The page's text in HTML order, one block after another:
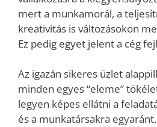
mert a munkamorál, a
kreativitás is változásokon
Ez pedig egyet jelent a cég
Az igazán sikeres üzlet
minden egyes “eleme”
legyen képes ellátni a
és a munkatársakra egyaránt.